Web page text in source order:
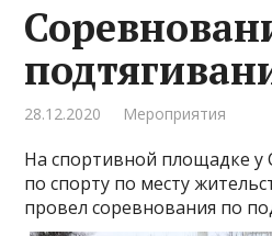
28.12.2020 Мероприятия
На спортивной площадке у
по спорту по месту
провел соревнования по